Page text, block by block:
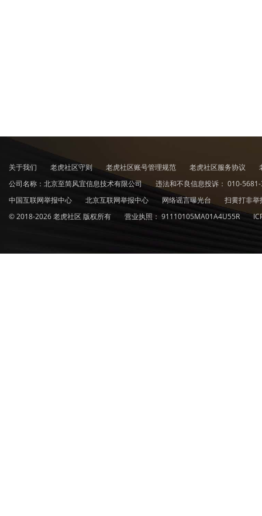
关于我们 老虎社区守则 老虎社区账号管理规范 老虎社区服务协议
公司名称：北京至简风宜信息技术有限公司
违法和不良信息投诉： 010-
中国互联网举报中心
北京互联网举报中心 网络谣言曝光台
扫黄打非
© 2018-2026 老虎社区 版权所有
营业执照： 91110105MA01A4U55R